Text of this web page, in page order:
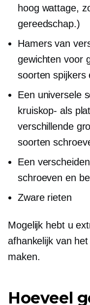
hoog wattage,
gereedschap.)
Hamers van
gewichten voor
soorten spijkers
Een universele
kruiskop- als
verschillende
soorten
Een
schroeven en
Zware rieten
Mogelijk hebt u
afhankelijk van
maken.
Hoeveel